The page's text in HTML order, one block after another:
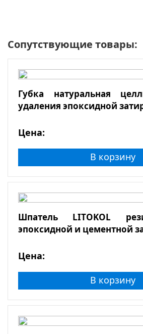
Сопутствующие товары:
Губка натуральная
удаления эпоксидной
Цена:
В корзину
Шпатель LITOKOL
эпоксидной и цементной
Цена:
В корзину